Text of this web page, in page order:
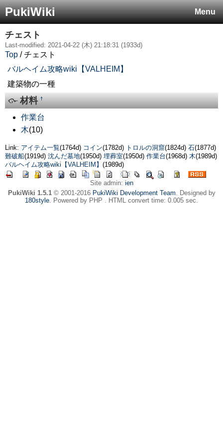
Menu
PukiWiki
チェスト
Last-modified: 2021-04-22 (木) 21:18:31 (1933d)
Top / チェスト
バルヘイム攻略wiki【VALHEIM】
建築物の一種
材料†
作業台
木(10)
Link: アイテム一覧(1764d) コイン(1782d) トロルの洞窟(1824d) 石(1877d)
難破船(1919d) 沈んだ墓地(1950d) 埋葬室(1950d) 作業台(1968d) 木(1989d)
バルヘイム攻略wiki【VALHEIM】 (1989d)
Site admin: ien
PukiWiki 1.5.1© 2001-2016 PukiWiki Development Team. Designed by
180style. Powered by PHP . HTML convert time: 0.005 sec.